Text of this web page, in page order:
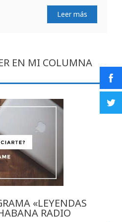
Leer más
EN MI COLUMNA
«LEYENDAS
RADIO